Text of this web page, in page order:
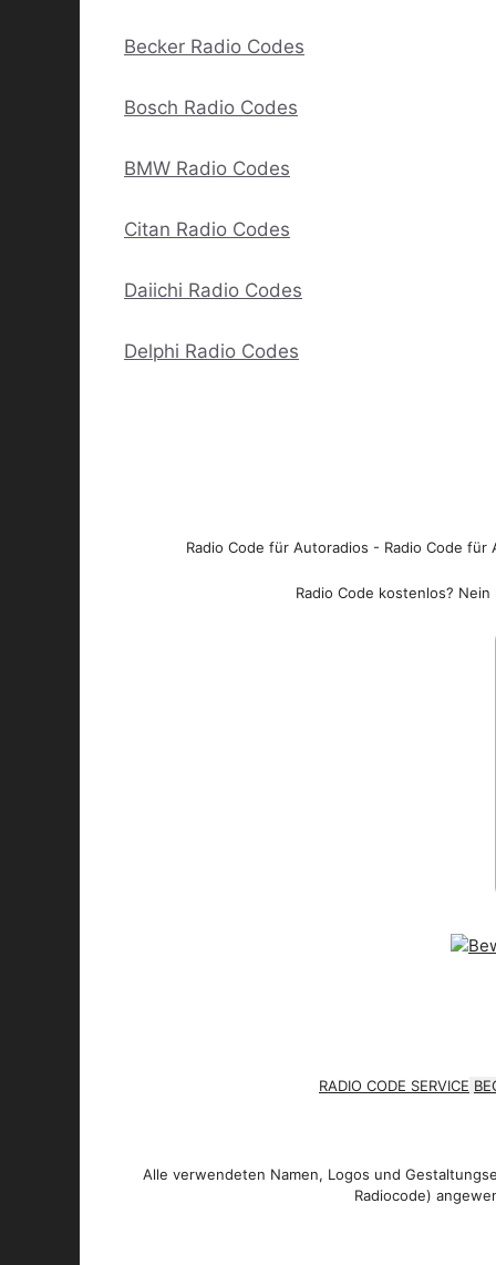
Becker Radio Codes
Bosch Radio Codes
BMW Radio Codes
Citan Radio Codes
Daiichi Radio Codes
Delphi Radio Codes
Radio Code für Autoradios - Radio Code
Radio Code kostenlos?
RADIO CODE SERVICE
Alle verwendeten Namen, Logos und
Radiocode)